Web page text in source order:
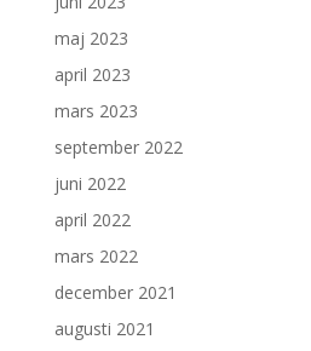
maj 2023
april 2023
mars 2023
september 2022
juni 2022
april 2022
mars 2022
december 2021
augusti 2021